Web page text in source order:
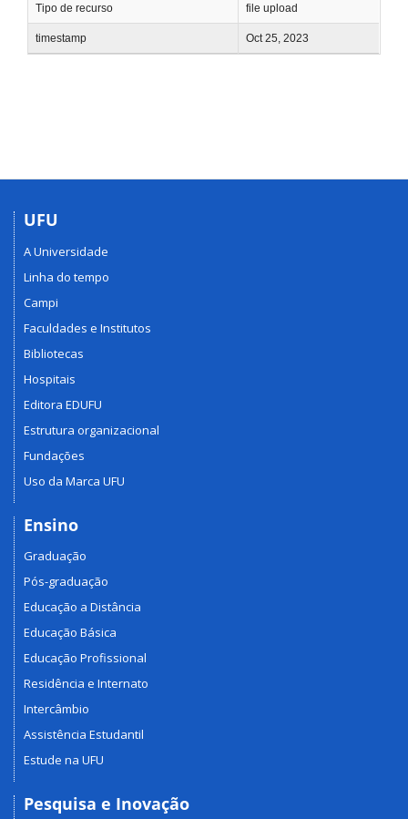
Tipo de recurso file upload
timestamp Oct 25, 2023
UFU
A Universidade
Linha do tempo
Campi
Faculdades e Institutos
Bibliotecas
Hospitais
Editora EDUFU
Estrutura organizacional
Fundações
Uso da Marca UFU
Ensino
Graduação
Pós-graduação
Educação a Distância
Educação Básica
Educação Profissional
Residência e Internato
Intercâmbio
Assistência Estudantil
Estude na UFU
Pesquisa e Inovação